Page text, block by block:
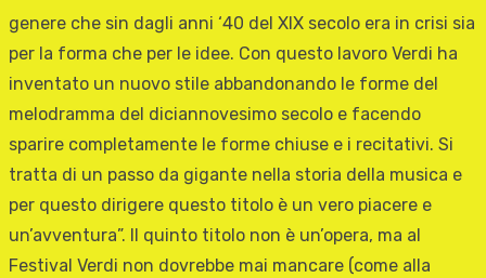
genere che sin dagli anni ‘40 del XIX secolo era in crisi sia
per la forma che per le idee. Con questo lavoro Verdi ha
inventato un nuovo stile abbandonando le forme del
melodramma del diciannovesimo secolo e facendo
sparire completamente le forme chiuse e i recitativi. Si
tratta di un passo da gigante nella storia della musica e
per questo dirigere questo titolo è un vero piacere e
un’avventura”. Il quinto titolo non è un’opera, ma al
Festival Verdi non dovrebbe mai mancare (come alla